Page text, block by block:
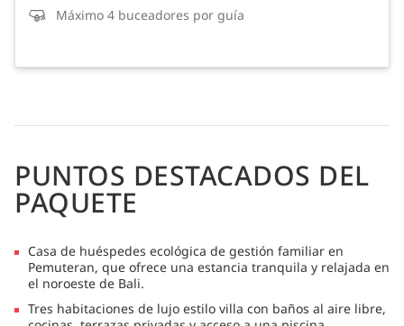
Máximo 4 buceadores por guía
PUNTOS DESTACADOS DEL
PAQUETE
Casa de huéspedes ecológica de gestión familiar en
Pemuteran, que ofrece una estancia tranquila y relajada en
el noroeste de Bali.
Tres habitaciones de lujo estilo villa con baños al aire libre,